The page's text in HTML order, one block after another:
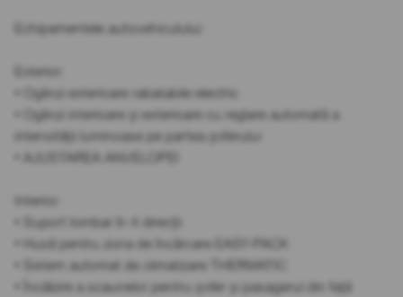
Echipamentele autovehiculului:
Exterior:
• Oglinzi exterioare rabatabile electric
• Oglinzi interioare și exterioare cu reglare automată a
intensității luminoase pe partea șoferului
• AJUSTAREA ANVELOPEI
Interior:
• Suport lombar în 4 direcții
• Husă pentru zona de încărcare EASY-PACK
• Sistem automat de climatizare THERMATIC
• Încălzire a scaunelor pentru șofer și pasagerul din față